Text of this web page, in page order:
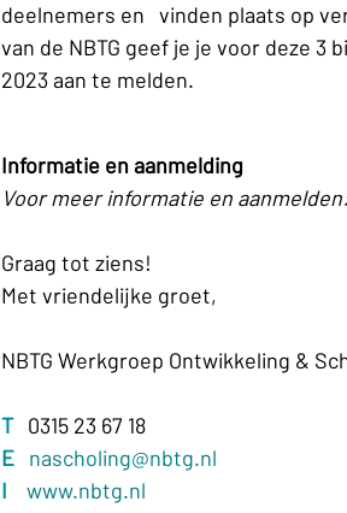
deelnemers en   vinden plaats op
van de NBTG geef je je voor deze 3
2023 aan te melden.
Informatie en aanmelding
Voor meer informatie en
Graag tot ziens!
Met vriendelijke groet,
NBTG Werkgroep Ontwikkeling &
T
   0315 23 67 18
E nascholing@nbtg.nl
I
www.nbtg.nl